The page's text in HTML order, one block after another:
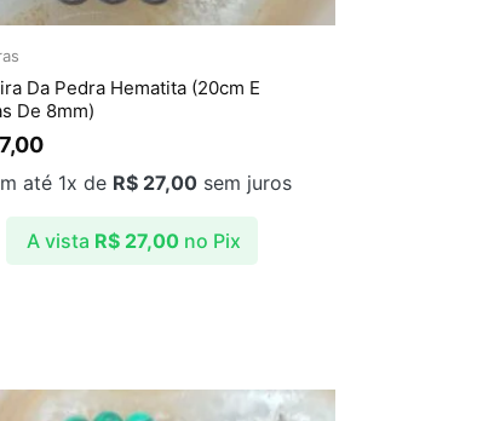
Da Pedra Hematita (20cm E
De 8mm)
A vista R$ 27,00 no Pix
até 1x de R$ 27,00 sem juros